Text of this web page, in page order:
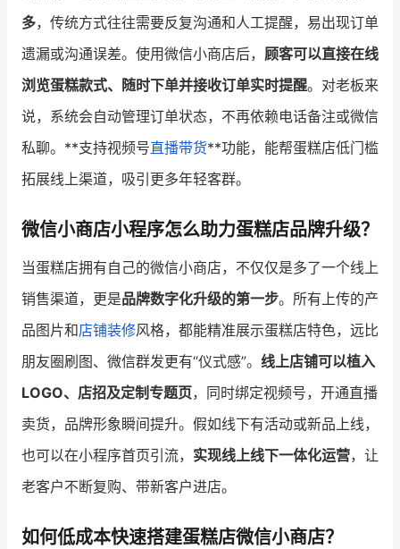
多，传统方式往往需要反复沟通和人工提醒，易出现订单
遗漏或沟通误差。使用微信小商店后， 顾客可以直接在线
浏览蛋糕款式、随时下单并接收订单实时提醒。对老板来
说，系统会自动管理订单状态，不再依赖电话备注或微信
私聊。**支持视频号直播带货**功能，能帮蛋糕店低门槛
拓展线上渠道，吸引更多年轻客群。
微信小商店小程序怎么助力蛋糕店品牌升级？
当蛋糕店拥有自己的微信小商店，不仅仅是多了一个线上
销售渠道，更是品牌数字化升级的第一步。所有上传的产
品图片和店铺装修风格，都能精准展示蛋糕店特色，远比
朋友圈刷图、微信群发更有“仪式感”。 线上店铺可以植入
LOGO、店招及定制专题页，同时绑定视频号，开通直播
卖货，品牌形象瞬间提升。假如线下有活动或新品上线，
也可以在小程序首页引流， 实现线上线下一体化运营，让
老客户不断复购、带新客户进店。
如何低成本快速搭建蛋糕店微信小商店？